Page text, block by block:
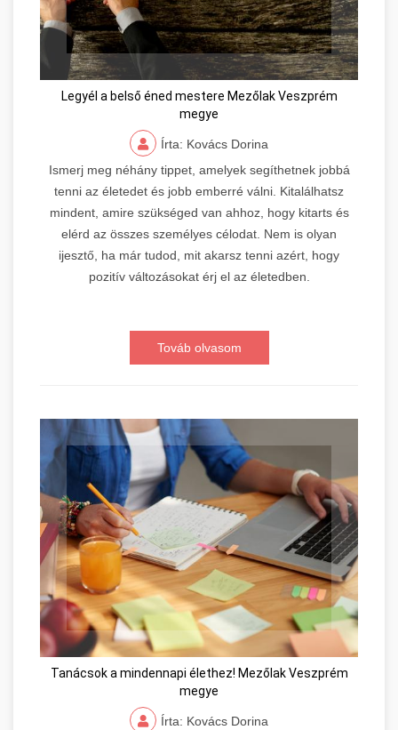
Legyél a belső éned mestere Mezőlak Veszprém
megye
Írta: Kovács Dorina
Ismerj meg néhány tippet, amelyek segíthetnek jobbá
tenni az életedet és jobb emberré válni. Kitalálhatsz
mindent, amire szükséged van ahhoz, hogy kitarts és
elérd az összes személyes célodat. Nem is olyan
ijesztő, ha már tudod, mit akarsz tenni azért, hogy
pozitív változásokat érj el az életedben.
Továb olvasom
Tanácsok a mindennapi élethez! Mezőlak Veszprém
megye
Írta: Kovács Dorina